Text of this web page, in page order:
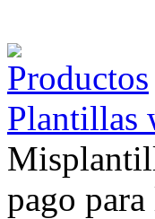
Plantillas
pago para